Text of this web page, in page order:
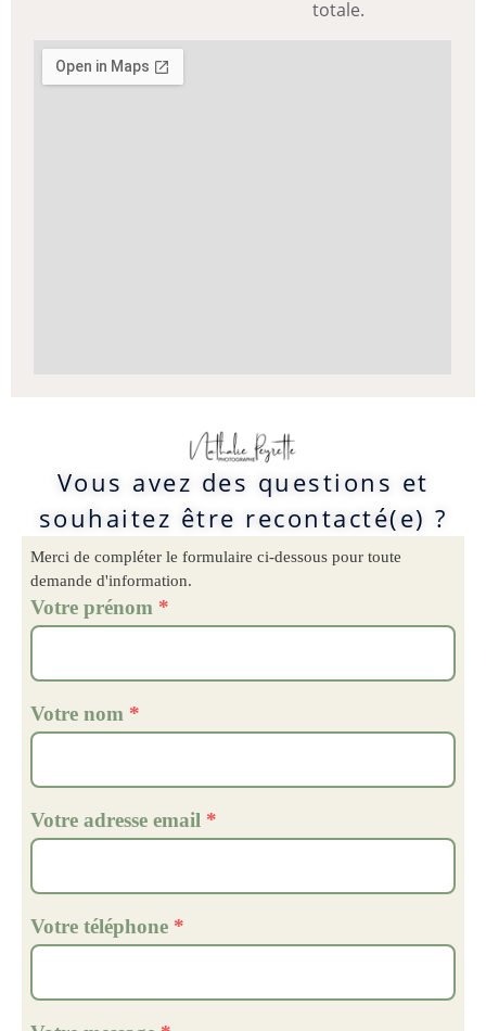
totale.
Vous avez des questions et
souhaitez être recontacté(e) ?